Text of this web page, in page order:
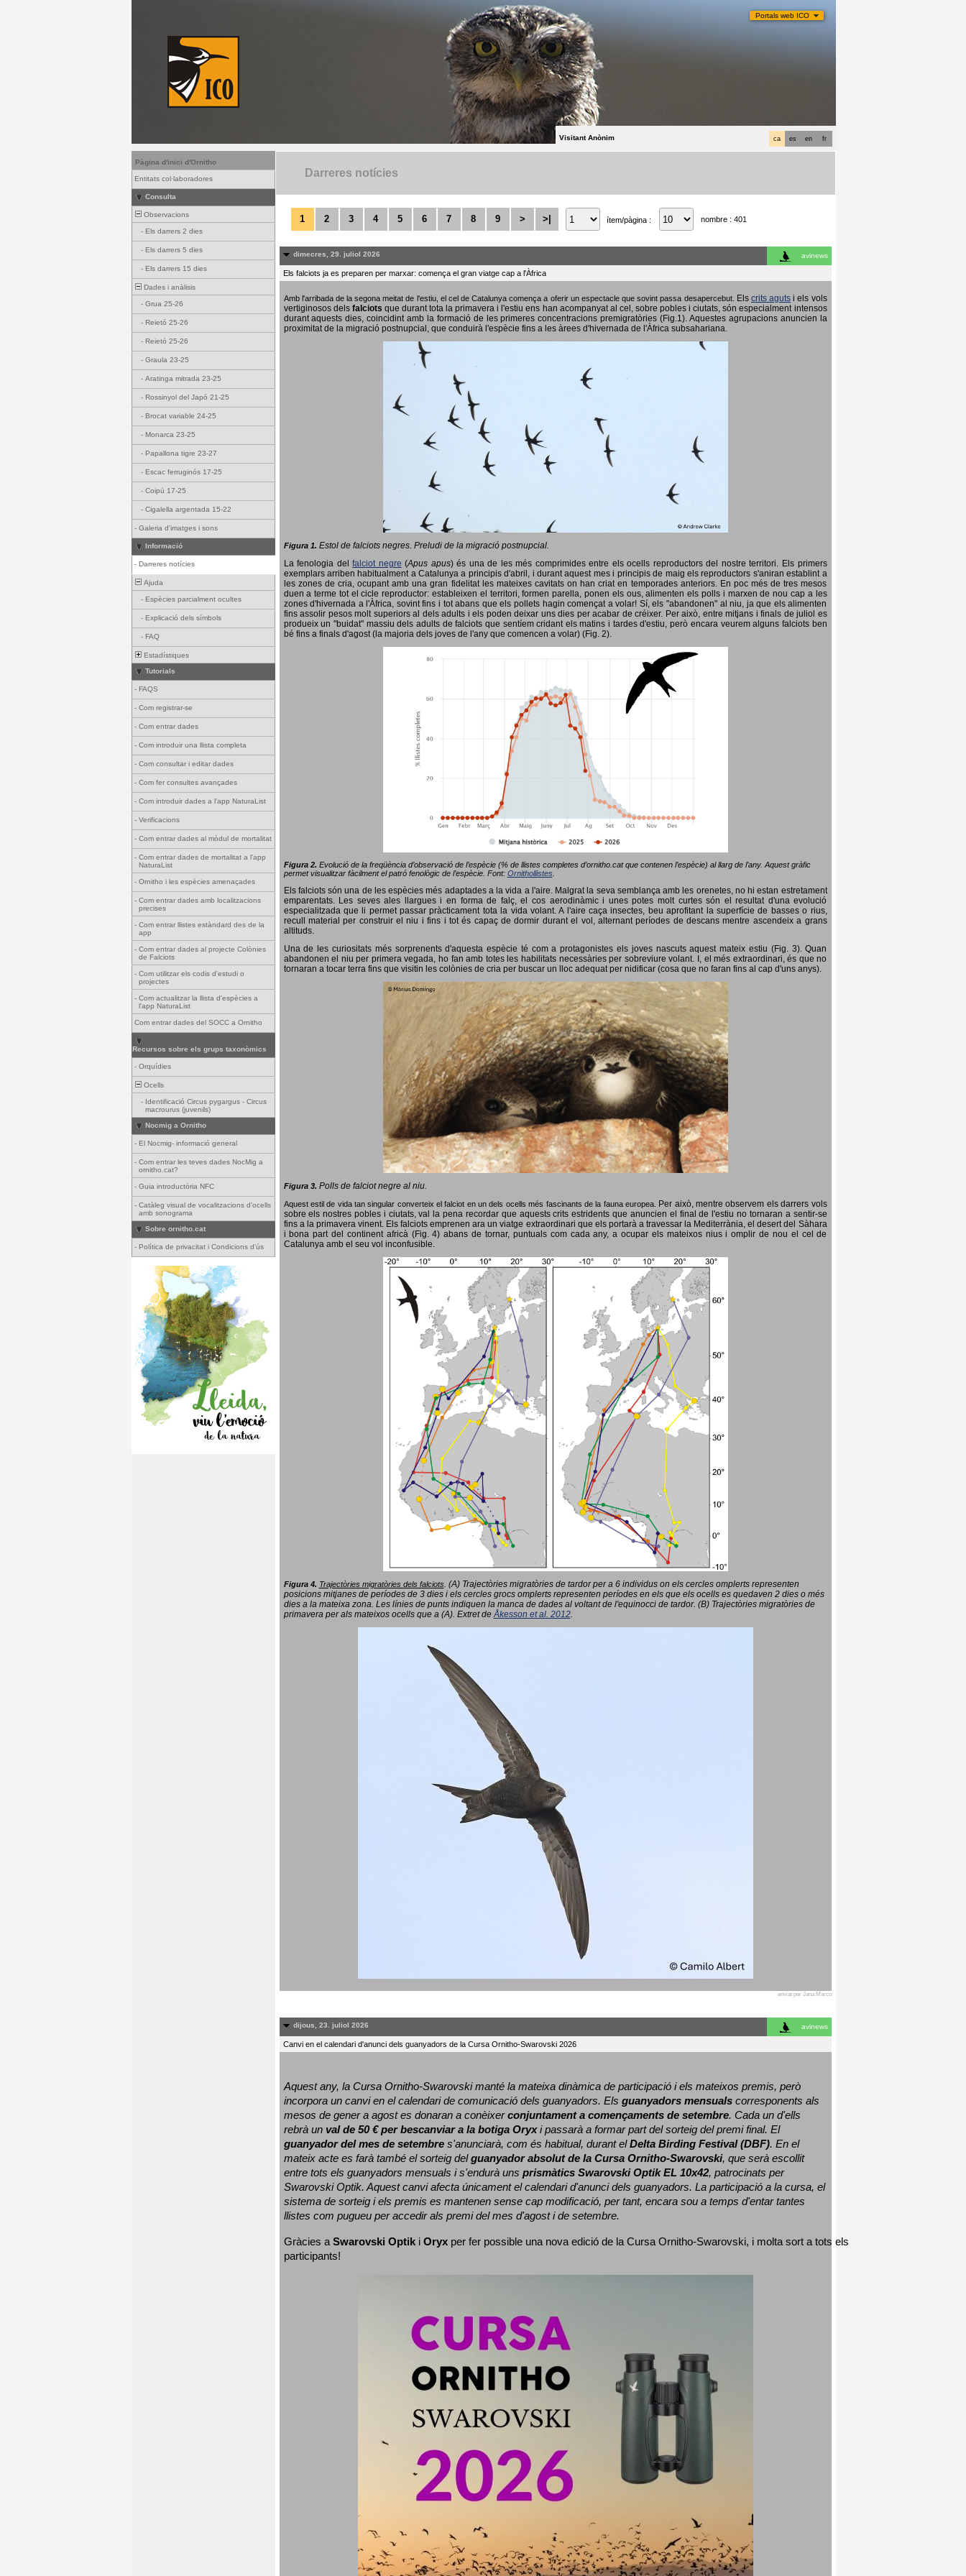
Portals web ICO
fr
en
es
ca
Visitant Anònim
Pàgina d'inici d'Ornitho
Entitats col·laboradores
Consulta
Observacions
- Els darrers 2 dies
- Els darrers 5 dies
- Els darrers 15 dies
Dades i anàlisis
- Grua 25-26
- Reietó 25-26
- Reietó 25-26
- Graula 23-25
- Aratinga mitrada 23-25
- Rossinyol del Japó 21-25
- Brocat variable 24-25
- Monarca 23-25
- Papallona tigre 23-27
- Escac ferruginós 17-25
- Coipú 17-25
- Cigalella argentada 15-22
- Galeria d'imatges i sons
Informació
- Darreres notícies
Ajuda
- Espècies parcialment ocultes
- Explicació dels símbols
- FAQ
Estadístiques
Tutorials
- FAQS
- Com registrar-se
- Com entrar dades
- Com introduir una llista completa
- Com consultar i editar dades
- Com fer consultes avançades
- Com introduir dades a l'app NaturaList
- Verificacions
- Com entrar dades al mòdul de mortalitat
- Com entrar dades de mortalitat a l'app
NaturaList
- Ornitho i les espècies amenaçades
- Com entrar dades amb localitzacions
precises
- Com entrar llistes estàndard des de la
app
- Com entrar dades al projecte Colònies
de Falciots
- Com utilitzar els codis d'estudi o
projectes
- Com actualitzar la llista d'espècies a
l'app NaturaList
Com entrar dades del SOCC a Ornitho
Recursos sobre els grups taxonòmics
- Orquídies
Ocells
- Identificació Circus pygargus - Circus
macrourus (juvenils)
Nocmig a Ornitho
- El Nocmig- informació general
- Com entrar les teves dades NocMig a
ornitho.cat?
- Guia introductòria NFC
- Catàleg visual de vocalitzacions d'ocells
amb sonograma
Sobre ornitho.cat
- Política de privacitat i Condicions d'ús
Darreres notícies
1 2 3 4 5 6 7 8 9 > >| ítem/pàgina : nombre : 401
dimecres, 29. juliol 2026 avinews
Els falciots ja es preparen per marxar: comença el gran viatge cap a l'Àfrica
Amb l'arribada de la segona meitat de l'estiu, el cel de Catalunya comença a oferir un espectacle que sovint passa desapercebut. Els crits aguts i els vols
vertiginosos dels falciots que durant tota la primavera i l'estiu ens han acompanyat al cel, sobre pobles i ciutats, són especialment intensos
durant aquests dies, coincidint amb la formació de les primeres concentracions premigratòries (Fig.1). Aquestes agrupacions anuncien la
proximitat de la migració postnupcial, que conduirà l'espècie fins a les àrees d'hivernada de l'Àfrica subsahariana.
Figura 1. Estol de falciots negres. Preludi de la migració postnupcial.
La fenologia delfalciot negre (Apus apus) és una de les més comprimides entre els ocells reproductors del nostre territori. Els primers
exemplars arriben habitualment a Catalunya a principis d'abril, i durant aquest mes i principis de maig els reproductors s'aniran establint a
les zones de cria, ocupant amb una gran fidelitat les mateixes cavitats on han criat en temporades anteriors. En poc més de tres mesos
duen a terme tot el cicle reproductor: estableixen el territori, formen parella, ponen els ous, alimenten els polls i marxen de nou cap a les
zones d'hivernada a l'Àfrica, sovint fins i tot abans que els pollets hagin començat a volar! Sí, els "abandonen" al niu, ja que els alimenten
fins assolir pesos molt superiors al dels adults i els poden deixar uns dies per acabar de créixer. Per això, entre mitjans i finals de juliol es
produeix un "buidat" massiu dels adults de falciots que sentíem cridant els matins i tardes d'estiu, però encara veurem alguns falciots ben
bé fins a finals d'agost (la majoria dels joves de l'any que comencen a volar) (Fig. 2).
Figura 2. Evolució de la freqüència d’observació de l’espècie (% de llistes completes d’ornitho.cat que contenen l’espècie) al llarg de l’any. Aquest gràfic
permet visualitzar fàcilment el patró fenològic de l’espècie. Font: Ornithollistes.
Els falciots són una de les espècies més adaptades a la vida a l'aire. Malgrat la seva semblança amb les orenetes, no hi estan estretament
emparentats. Les seves ales llargues i en forma de falç, el cos aerodinàmic i unes potes molt curtes són el resultat d'una evolució
especialitzada que li permet passar pràcticament tota la vida volant. A l'aire caça insectes, beu aprofitant la superfície de basses o rius,
recull material per construir el niu i fins i tot és capaç de dormir durant el vol, alternant períodes de descans mentre ascendeix a grans
altituds.
Una de les curiositats més sorprenents d'aquesta espècie té com a protagonistes els joves nascuts aquest mateix estiu (Fig. 3). Quan
abandonen el niu per primera vegada, ho fan amb totes les habilitats necessàries per sobreviure volant. I, el més extraordinari, és que no
tornaran a tocar terra fins que visitin les colònies de cria per buscar un lloc adequat per nidificar (cosa que no faran fins al cap d'uns anys).
Figura 3. Polls de falciot negre al niu.
Aquest estil de vida tan singular converteix el falciot en un dels ocells més fascinants de la fauna europea. Per això, mentre observem els darrers vols
sobre els nostres pobles i ciutats, val la pena recordar que aquests crits estridents que anuncien el final de l'estiu no tornaran a sentir-se
fins a la primavera vinent. Els falciots emprenen ara un viatge extraordinari que els portarà a travessar la Mediterrània, el desert del Sàhara
i bona part del continent africà (Fig. 4) abans de tornar, puntuals com cada any, a ocupar els mateixos nius i omplir de nou el cel de
Catalunya amb el seu vol inconfusible.
Figura 4. Trajectòries migratòries dels falciots. (A) Trajectòries migratòries de tardor per a 6 individus on els cercles omplerts representen
posicions mitjanes de períodes de 3 dies i els cercles grocs omplerts representen períodes en els que els ocells es quedaven 2 dies o més
dies a la mateixa zona. Les línies de punts indiquen la manca de dades al voltant de l'equinocci de tardor. (B) Trajectòries migratòries de
primavera per als mateixos ocells que a (A). Extret deÅkesson et al. 2012.
enviat per Jana Marco
dijous, 23. juliol 2026 avinews
Canvi en el calendari d'anunci dels guanyadors de la Cursa Ornitho-Swarovski 2026
Aquest any, la Cursa Ornitho-Swarovski manté la mateixa dinàmica de participació i els mateixos premis, però
incorpora un canvi en el calendari de comunicació dels guanyadors. Els guanyadors mensuals corresponents als
mesos de gener a agost es donaran a conèixer conjuntament a començaments de setembre. Cada un d'ells
rebrà un val de 50 € per bescanviar a la botiga Oryx i passarà a formar part del sorteig del premi final.
El
guanyador del mes de setembre s'anunciarà, com és habitual, durant el Delta Birding Festival (DBF). En el
mateix acte es farà també el sorteig del guanyador absolut de la Cursa Ornitho-Swarovski, que serà escollit
entre tots els guanyadors mensuals i s'endurà uns prismàtics Swarovski Optik EL 10x42, patrocinats per
Swarovski Optik. Aquest canvi afecta únicament el calendari d'anunci dels guanyadors. La participació a la cursa, el
sistema de sorteig i els premis es mantenen sense cap modificació, per tant, encara sou a temps d'entar tantes
llistes com pugueu per accedir als premi del mes d'agost i de setembre.
Gràcies a Swarovski Optik i Oryx per fer possible una nova edició de la Cursa Ornitho-Swarovski, i molta sort a tots els
participants!